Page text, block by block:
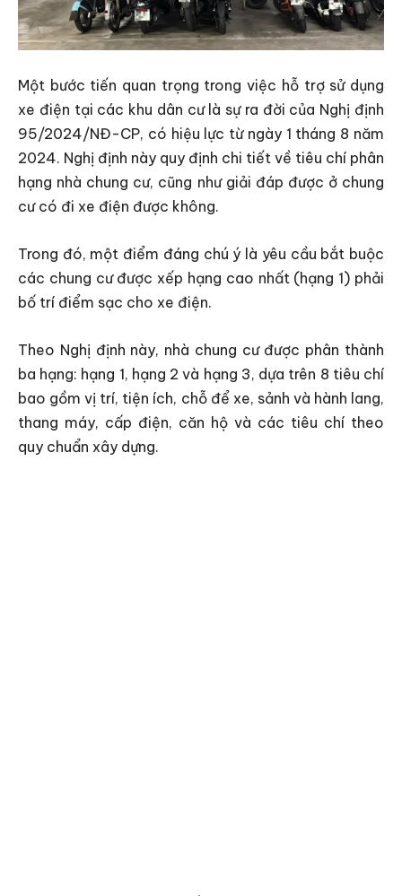
Một bước tiến quan trọng trong việc hỗ trợ sử dụng
xe điện tại các khu dân cư là sự ra đời của Nghị định
95/2024/NĐ-CP, có hiệu lực từ ngày 1 tháng 8 năm
2024. Nghị định này quy định chi tiết về tiêu chí phân
hạng nhà chung cư, cũng như giải đáp được ở chung
cư có đi xe điện được không.
Trong đó, một điểm đáng chú ý là yêu cầu bắt buộc
các chung cư được xếp hạng cao nhất (hạng 1) phải
bố trí điểm sạc cho xe điện.
Theo Nghị định này, nhà chung cư được phân thành
ba hạng: hạng 1, hạng 2 và hạng 3, dựa trên 8 tiêu chí
bao gồm vị trí, tiện ích, chỗ để xe, sảnh và hành lang,
thang máy, cấp điện, căn hộ và các tiêu chí theo
quy chuẩn xây dựng.